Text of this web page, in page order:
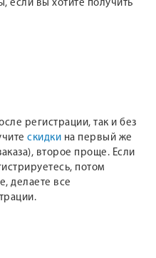
если вы хотите получить
регистрации, так и без
скидки на первый же
второе проще. Если
потом
делаете все